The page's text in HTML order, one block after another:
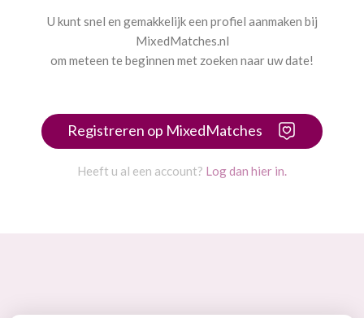
U kunt snel en gemakkelijk een profiel aanmaken bij
MixedMatches.nl
om meteen te beginnen met zoeken naar uw date!
Registreren op MixedMatches
Heeft u al een account? Log dan hier in.